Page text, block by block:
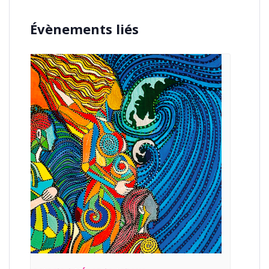
Évènements liés